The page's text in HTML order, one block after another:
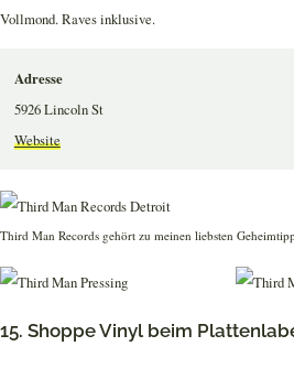
Vollmond. Raves inklusive.
Adresse
5926 Lincoln St
Website
Third Man Records gehört zu meinen liebsten
15. Shoppe Vinyl beim